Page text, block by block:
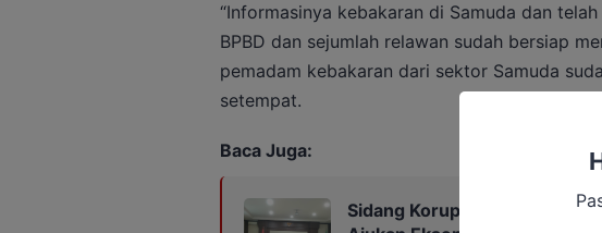
“Informasinya kebakaran di Samuda dan
BPBD dan sejumlah relawan sudah bersiap
pemadam kebakaran dari sektor Samuda
setempat.
Baca Juga:
Sidang Korupsi Zirkon